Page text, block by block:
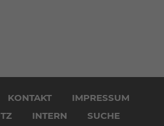
KONTAKT
IMPRESSUM
INTERN
SUCHE